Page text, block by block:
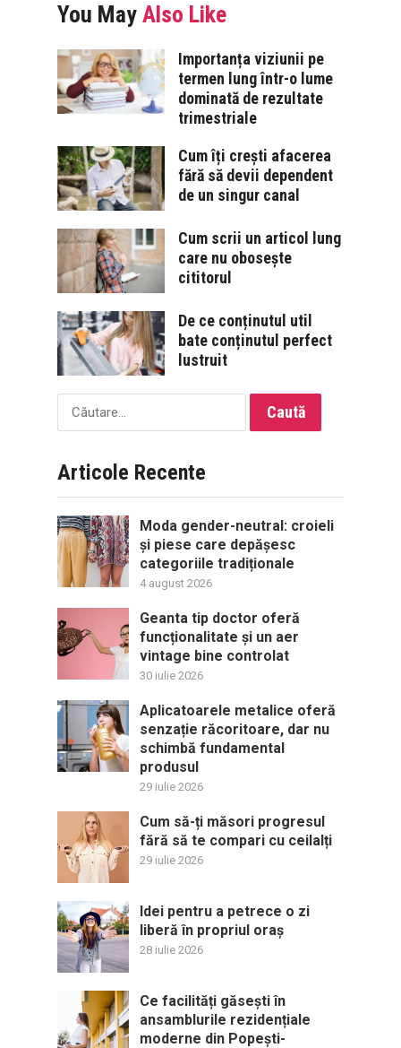
You May Also Like
Importanța viziunii pe
termen lung într-o lume
dominată de rezultate
trimestriale
Cum îți crești afacerea
fără să devii dependent
de un singur canal
Cum scrii un articol lung
care nu obosește
cititorul
De ce conținutul util
bate conținutul perfect
lustruit
Caută
după:
Articole Recente
Moda gender-neutral: croieli
și piese care depășesc
categoriile tradiționale
4 august 2026
Geanta tip doctor oferă
funcționalitate și un aer
vintage bine controlat
30 iulie 2026
Aplicatoarele metalice oferă
senzație răcoritoare, dar nu
schimbă fundamental
produsul
29 iulie 2026
Cum să-ți măsori progresul
fără să te compari cu ceilalți
29 iulie 2026
Idei pentru a petrece o zi
liberă în propriul oraș
28 iulie 2026
Ce facilități găsești în
ansamblurile rezidențiale
moderne din Popești-